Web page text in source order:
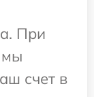
При
мы
счет в